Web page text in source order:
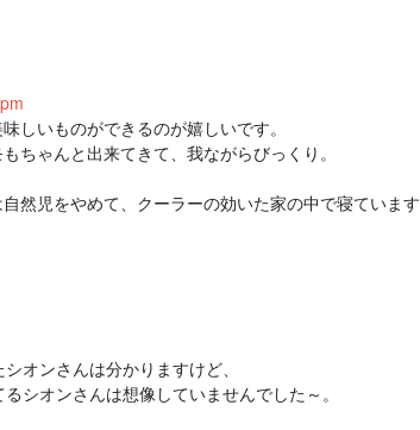
しいものができるのが嬉しいです。
ちゃんと出来てきて、我ながらびっくり。
然児をやめて、クーラーの効いた家の中で寝ています
オンさんは分かりますけど、
シオンさんは想像していませんでした～。